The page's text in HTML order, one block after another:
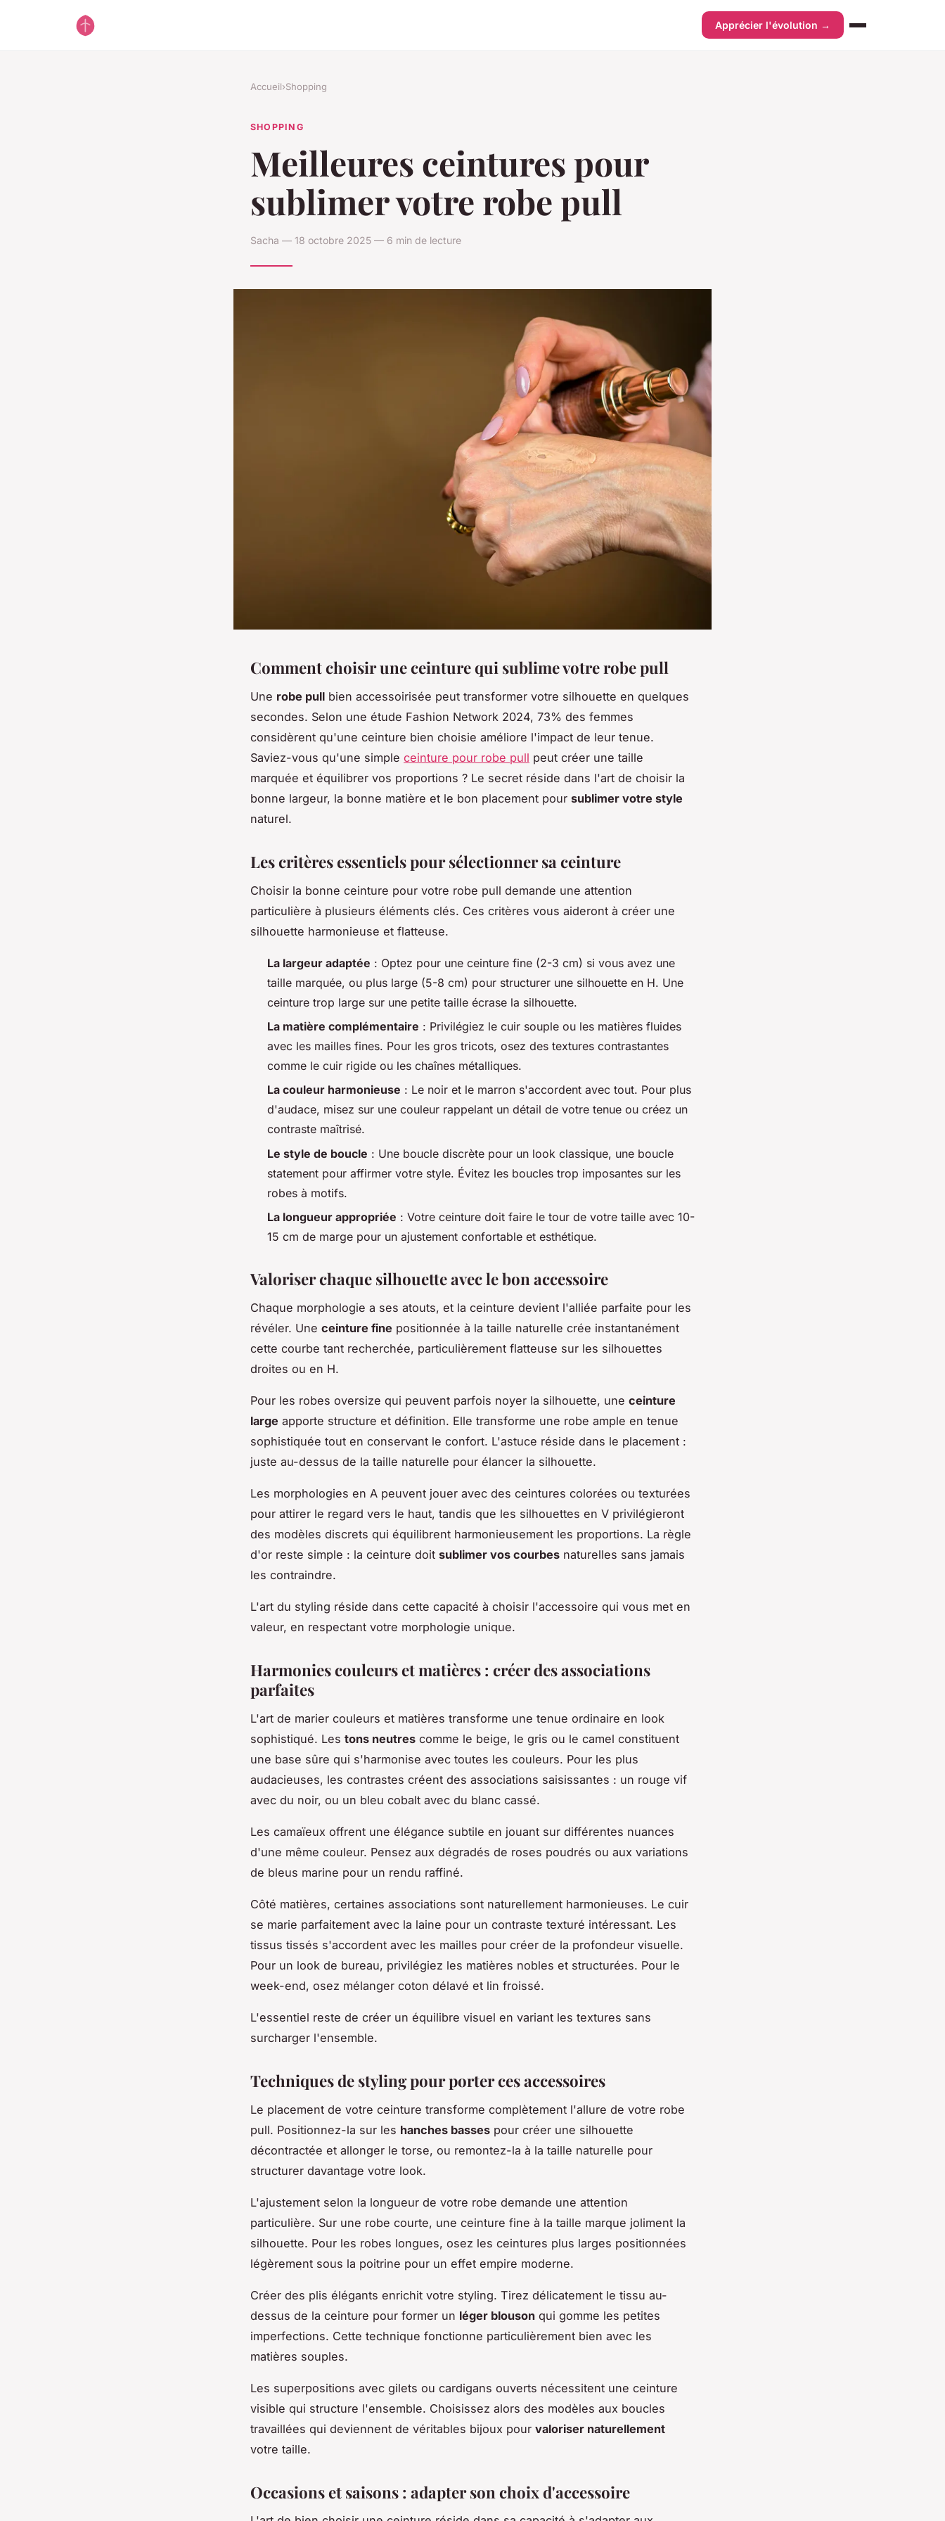
Apprécier l'évolution →
Accueil›Shopping
SHOPPING
Meilleures ceintures pour
sublimer votre robe pull
Sacha — 18 octobre 2025 — 6 min de lecture
Comment choisir une ceinture qui sublime votre robe pull
Une robe pull bien accessoirisée peut transformer votre silhouette en quelques
secondes. Selon une étude Fashion Network 2024, 73% des femmes
considèrent qu'une ceinture bien choisie améliore l'impact de leur tenue.
Saviez-vous qu'une simple ceinture pour robe pull peut créer une taille
marquée et équilibrer vos proportions ? Le secret réside dans l'art de choisir la
bonne largeur, la bonne matière et le bon placement pour sublimer votre style
naturel.
Les critères essentiels pour sélectionner sa ceinture
Choisir la bonne ceinture pour votre robe pull demande une attention
particulière à plusieurs éléments clés. Ces critères vous aideront à créer une
silhouette harmonieuse et flatteuse.
La largeur adaptée : Optez pour une ceinture fine (2-3 cm) si vous avez une
taille marquée, ou plus large (5-8 cm) pour structurer une silhouette en H. Une
ceinture trop large sur une petite taille écrase la silhouette.
La matière complémentaire : Privilégiez le cuir souple ou les matières fluides
avec les mailles fines. Pour les gros tricots, osez des textures contrastantes
comme le cuir rigide ou les chaînes métalliques.
La couleur harmonieuse : Le noir et le marron s'accordent avec tout. Pour plus
d'audace, misez sur une couleur rappelant un détail de votre tenue ou créez un
contraste maîtrisé.
Le style de boucle : Une boucle discrète pour un look classique, une boucle
statement pour affirmer votre style. Évitez les boucles trop imposantes sur les
robes à motifs.
La longueur appropriée : Votre ceinture doit faire le tour de votre taille avec 10-
15 cm de marge pour un ajustement confortable et esthétique.
Valoriser chaque silhouette avec le bon accessoire
Chaque morphologie a ses atouts, et la ceinture devient l'alliée parfaite pour les
révéler. Une ceinture fine positionnée à la taille naturelle crée instantanément
cette courbe tant recherchée, particulièrement flatteuse sur les silhouettes
droites ou en H.
Pour les robes oversize qui peuvent parfois noyer la silhouette, une ceinture
large apporte structure et définition. Elle transforme une robe ample en tenue
sophistiquée tout en conservant le confort. L'astuce réside dans le placement :
juste au-dessus de la taille naturelle pour élancer la silhouette.
Les morphologies en A peuvent jouer avec des ceintures colorées ou texturées
pour attirer le regard vers le haut, tandis que les silhouettes en V privilégieront
des modèles discrets qui équilibrent harmonieusement les proportions. La règle
d'or reste simple : la ceinture doit sublimer vos courbes naturelles sans jamais
les contraindre.
L'art du styling réside dans cette capacité à choisir l'accessoire qui vous met en
valeur, en respectant votre morphologie unique.
Harmonies couleurs et matières : créer des associations
parfaites
L'art de marier couleurs et matières transforme une tenue ordinaire en look
sophistiqué. Les tons neutres comme le beige, le gris ou le camel constituent
une base sûre qui s'harmonise avec toutes les couleurs. Pour les plus
audacieuses, les contrastes créent des associations saisissantes : un rouge vif
avec du noir, ou un bleu cobalt avec du blanc cassé.
Les camaïeux offrent une élégance subtile en jouant sur différentes nuances
d'une même couleur. Pensez aux dégradés de roses poudrés ou aux variations
de bleus marine pour un rendu raffiné.
Côté matières, certaines associations sont naturellement harmonieuses. Le cuir
se marie parfaitement avec la laine pour un contraste texturé intéressant. Les
tissus tissés s'accordent avec les mailles pour créer de la profondeur visuelle.
Pour un look de bureau, privilégiez les matières nobles et structurées. Pour le
week-end, osez mélanger coton délavé et lin froissé.
L'essentiel reste de créer un équilibre visuel en variant les textures sans
surcharger l'ensemble.
Techniques de styling pour porter ces accessoires
Le placement de votre ceinture transforme complètement l'allure de votre robe
pull. Positionnez-la sur les hanches basses pour créer une silhouette
décontractée et allonger le torse, ou remontez-la à la taille naturelle pour
structurer davantage votre look.
L'ajustement selon la longueur de votre robe demande une attention
particulière. Sur une robe courte, une ceinture fine à la taille marque joliment la
silhouette. Pour les robes longues, osez les ceintures plus larges positionnées
légèrement sous la poitrine pour un effet empire moderne.
Créer des plis élégants enrichit votre styling. Tirez délicatement le tissu au-
dessus de la ceinture pour former un léger blouson qui gomme les petites
imperfections. Cette technique fonctionne particulièrement bien avec les
matières souples.
Les superpositions avec gilets ou cardigans ouverts nécessitent une ceinture
visible qui structure l'ensemble. Choisissez alors des modèles aux boucles
travaillées qui deviennent de véritables bijoux pour valoriser naturellement
votre taille.
Occasions et saisons : adapter son choix d'accessoire